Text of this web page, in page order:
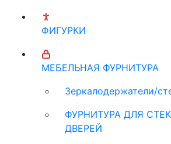
ФИГУРКИ
МЕБЕЛЬНАЯ ФУРНИТУРА
Зеркалодержатели/
ФУРНИТУРА ДЛЯ
ДВЕРЕЙ